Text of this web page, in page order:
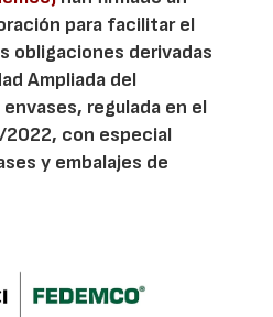
para facilitar el
obligaciones derivadas
Ampliada del
regulada en el
2022, con especial
y embalajes de